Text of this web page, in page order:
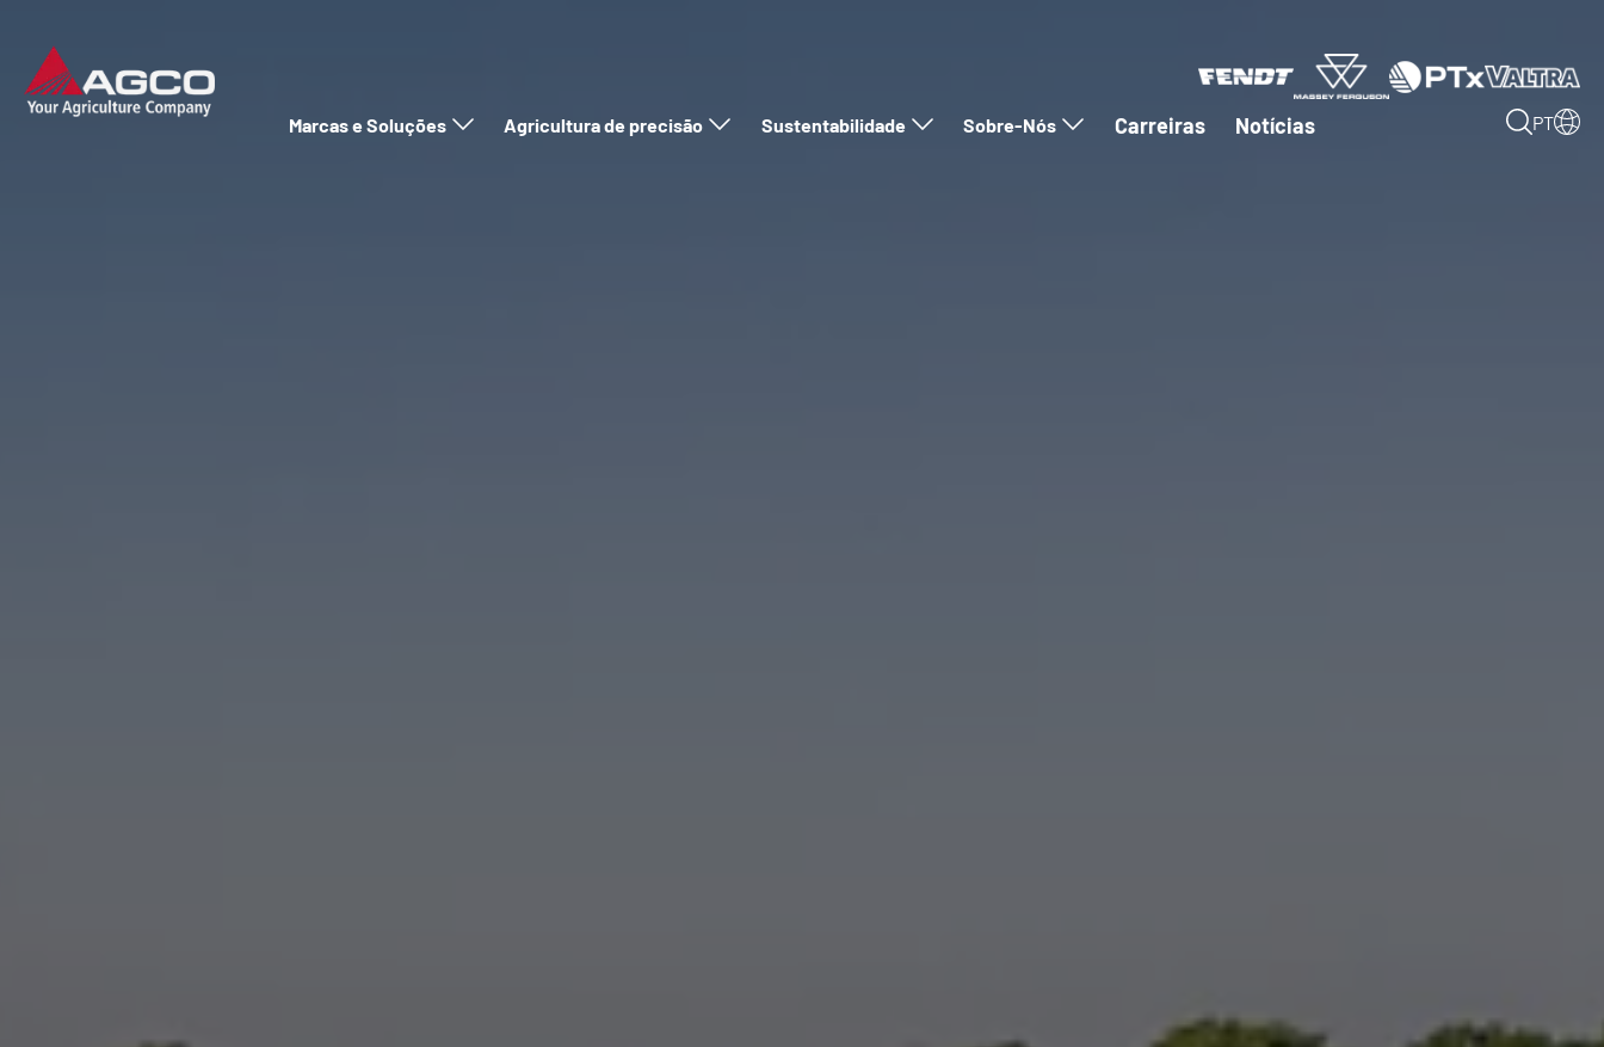
Marcas e Soluções Agricultura de precisão Sustentabilidade Sobre-Nós Carreiras Notícias PT